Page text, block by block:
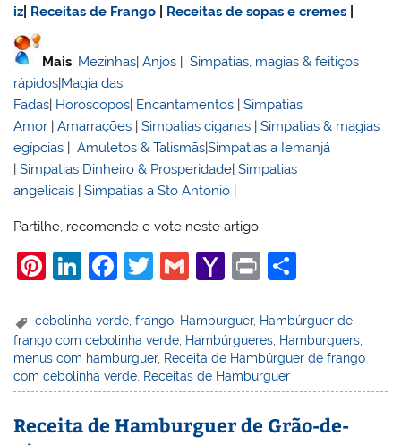
iz Receitas de Frango Receitas de sopas e cremes
Mais: Mezinhas |Anjos |Simpatias, magias & feitiços
rápidos Magia das
Fadas Horoscopos Encantamentos |Simpatias
Amor |Amarrações |Simpatias ciganas |Simpatias & magias
egípcias |Amuletos & Talismãs|Simpatias a Iemanjá
|Simpatias Dinheiro & Prosperidade |Simpatias
angelicais |Simpatias a Sto Antonio
Partilhe, recomende e vote neste artigo
Pi
er
e
st
Li
k
e
dI
n
F
c
e
b
o
T
itt
er
G
ai
l
Y
h
o
o
M
ai
Pr
t
ar
e
cebolinha verde ,frango Hamburguer, Hambúrguer de
frango com cebolinha verde Hambúrgueres Hamburguers
menus com hamburguer, Receita de Hambúrguer de frango
com cebolinha verde Receitas de Hamburguer
Receita de Hamburguer de Grão-de-